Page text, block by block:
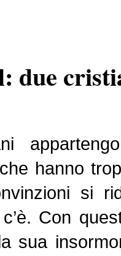
due
hanno
si
Con
sua